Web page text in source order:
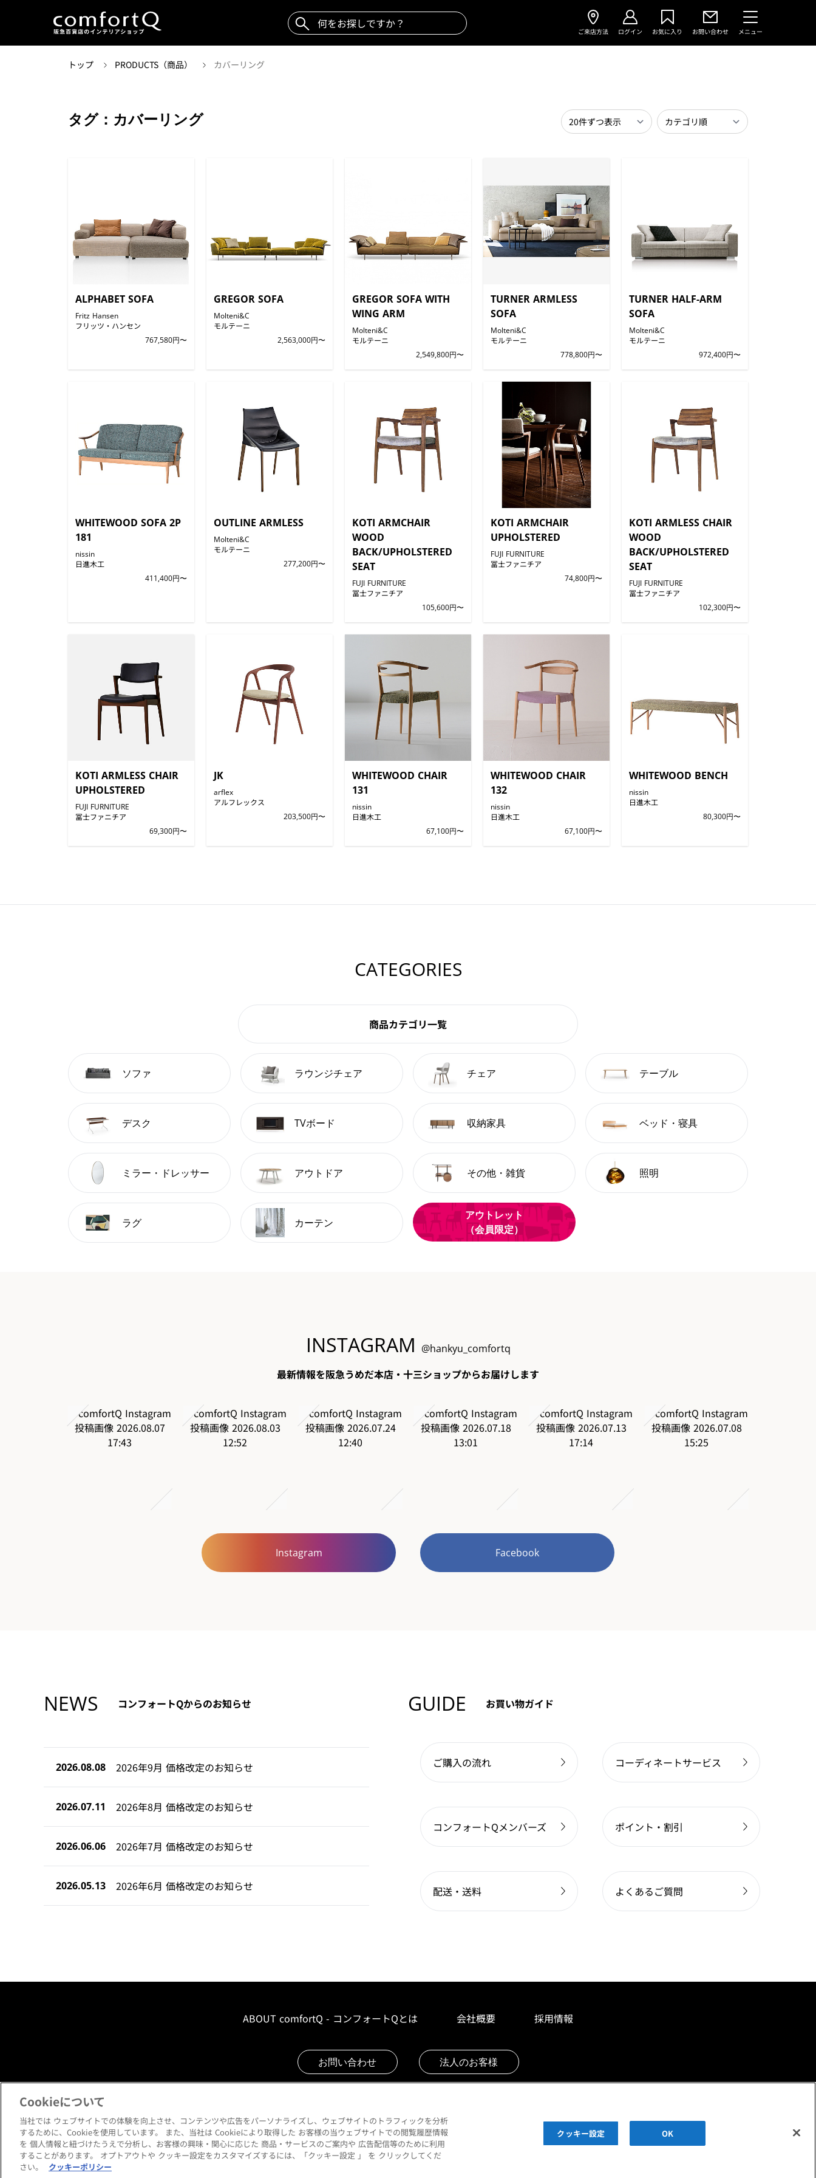
ご来店方法 ログイン お気に入り お問い合わせ メニュー
トップ PRODUCTS（商品） カバーリング
タグ：カバーリング
ALPHABET SOFA
Fritz Hansen
フリッツ・ハンセン
767,580円〜
GREGOR SOFA
Molteni&C
モルテーニ
2,563,000円〜
GREGOR SOFA WITH
WING ARM
Molteni&C
モルテーニ
2,549,800円〜
TURNER ARMLESS
SOFA
Molteni&C
モルテーニ
778,800円〜
TURNER HALF-ARM
SOFA
Molteni&C
モルテーニ
972,400円〜
WHITEWOOD SOFA 2P
181
nissin
日進木工
411,400円〜
OUTLINE ARMLESS
Molteni&C
モルテーニ
277,200円〜
KOTI ARMCHAIR
WOOD
BACK/UPHOLSTERED
SEAT
FUJI FURNITURE
冨士ファニチア
105,600円〜
KOTI ARMCHAIR
UPHOLSTERED
FUJI FURNITURE
冨士ファニチア
74,800円〜
KOTI ARMLESS CHAIR
WOOD
BACK/UPHOLSTERED
SEAT
FUJI FURNITURE
冨士ファニチア
102,300円〜
KOTI ARMLESS CHAIR
UPHOLSTERED
FUJI FURNITURE
冨士ファニチア
69,300円〜
JK
arflex
アルフレックス
203,500円〜
WHITEWOOD CHAIR
131
nissin
日進木工
67,100円〜
WHITEWOOD CHAIR
132
nissin
日進木工
67,100円〜
WHITEWOOD BENCH
nissin
日進木工
80,300円〜
CATEGORIES
商品カテゴリ一覧
ソファ ラウンジチェア チェア テーブル
デスク TVボード 収納家具 ベッド・寝具
ミラー・ドレッサー アウトドア その他・雑貨 照明
ラグ カーテン
アウトレット
（会員限定）
INSTAGRAM @hankyu_comfortq
最新情報を阪急うめだ本店・十三ショップからお届けします
Instagram Facebook
NEWS コンフォートQからのお知らせ
2026.08.08 2026年9月 価格改定のお知らせ
2026.07.11 2026年8月 価格改定のお知らせ
2026.06.06 2026年7月 価格改定のお知らせ
2026.05.13 2026年6月 価格改定のお知らせ
GUIDE お買い物ガイド
ご購入の流れ コーディネートサービス
コンフォートQメンバーズ ポイント・割引
配送・送料 よくあるご質問
ABOUT comfortQ - コンフォートQとは 会社概要 採用情報
お問い合わせ 法人のお客様
Copyright © HANKYU HOME STYLING Co.,LTD All rights reserved. プライバシーポリシー クッキーポリシー 閲覧環境について
Cookieについて
当社では ウェブサイトでの体験を向上させ、コンテンツや広告をパーソナライズし、ウェブサイトのトラフィックを分析
するために、Cookieを使用しています。 また、当社は Cookieにより取得した お客様の当ウェブサイトでの閲覧履歴情報
を 個人情報と紐づけたうえで分析し、お客様の興味・関心に応じた 商品・サービスのご案内や 広告配信等のために利用
することがあります。 オプトアウトや クッキー設定をカスタマイズするには、「クッキー設定 」 を クリックしてくだ
さい。
クッキーポリシー
クッキー設定 OK